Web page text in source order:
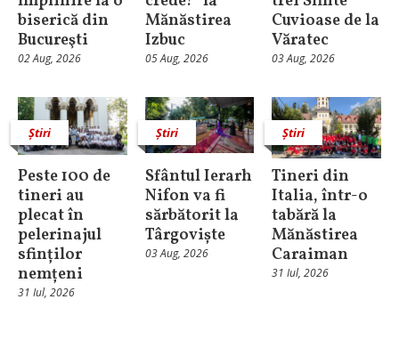
biserică din
Bucureşti
02 Aug, 2026
Mănăstirea
Izbuc
05 Aug, 2026
Cuvioase de la
Văratec
03 Aug, 2026
Știri
Peste 100 de
tineri au
plecat în
pelerinajul
sfinților
nemțeni
31 Iul, 2026
Știri
Sfântul Ierarh
Nifon va fi
sărbătorit la
Târgoviște
03 Aug, 2026
Știri
Tineri din
Italia, într-o
tabără la
Mănăstirea
Caraiman
31 Iul, 2026